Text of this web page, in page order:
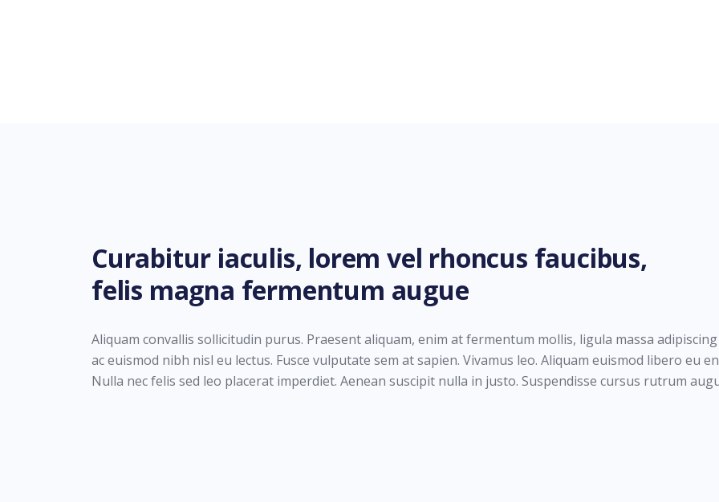
Curabitur iaculis, lorem vel rhoncus faucibus,
felis magna fermentum augue
Aliquam convallis sollicitudin purus. Praesent aliquam, enim at fermentum mollis, ligula massa
ac euismod nibh nisl eu lectus. Fusce vulputate sem at sapien. Vivamus leo. Aliquam euismod libero eu
Nulla nec felis sed leo placerat imperdiet. Aenean suscipit nulla in justo. Suspendisse cursus rutrum